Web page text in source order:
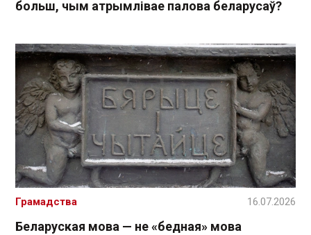
больш, чым атрымлівае палова беларусаў?
Беларуская мова — не «бедная» мова
Грамадства 16.07.2026